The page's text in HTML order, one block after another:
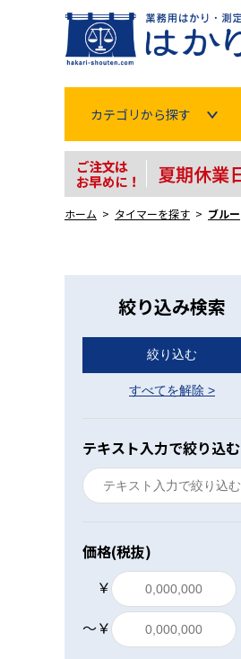
カテゴリから探す
はかり
分銅
タイマー
長さ測定器
濃度・環境測定
色々な計測器
レベル・勾配測定
オプション
ホーム タイマーを探す ブルー
絞り込み検索
絞り込む
すべてを解除 >
テキスト入力で絞り込む
価格(税抜)
￥
〜￥